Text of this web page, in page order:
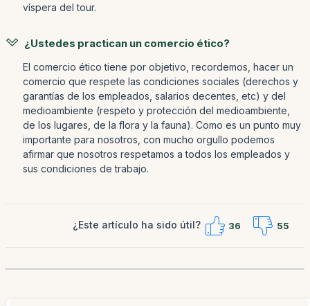
víspera del tour.
¿Ustedes practican un comercio ético?
El comercio ético tiene por objetivo, recordemos, hacer un
comercio que respete las condiciones sociales (derechos y
garantías de los empleados, salarios decentes, etc) y del
medioambiente (respeto y protección del medioambiente,
de los lugares, de la flora y la fauna). Como es un punto muy
importante para nosotros, con mucho orgullo podemos
afirmar que nosotros respetamos a todos los empleados y
sus condiciones de trabajo.
¿Este artículo ha sido útil? 36 55